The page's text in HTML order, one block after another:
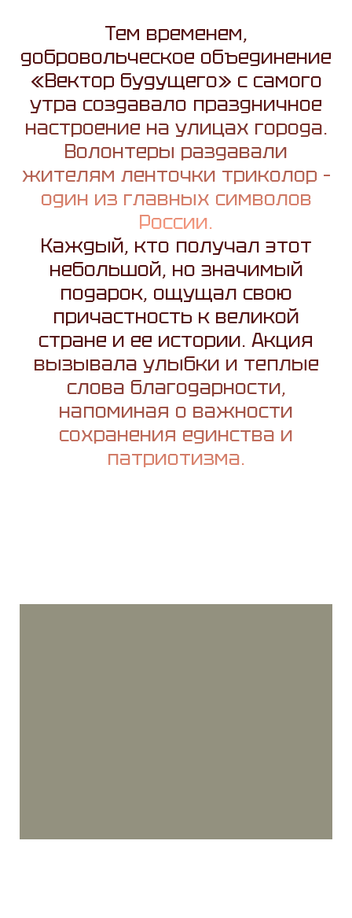
Тем временем,
добровольческое объединение
«Вектор будущего» с самого
утра создавало праздничное
настроение на улицах города.
Волонтеры раздавали
жителям ленточки триколор –
один из главных символов
России.
Каждый, кто получал этот
небольшой, но значимый
подарок, ощущал свою
причастность к великой
стране и ее истории. Акция
вызывала улыбки и теплые
слова благодарности,
напоминая о важности
сохранения единства и
патриотизма.